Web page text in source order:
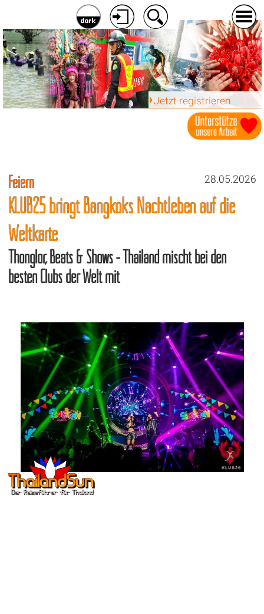
Jetzt registrieren
28.05.2026
Feiern
KLUB25 bringt Bangkoks Nachtleben auf die
Weltkarte
Thonglor, Beats & Shows - Thailand mischt bei den
besten Clubs der Welt mit